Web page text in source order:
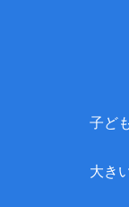
子ど
大き